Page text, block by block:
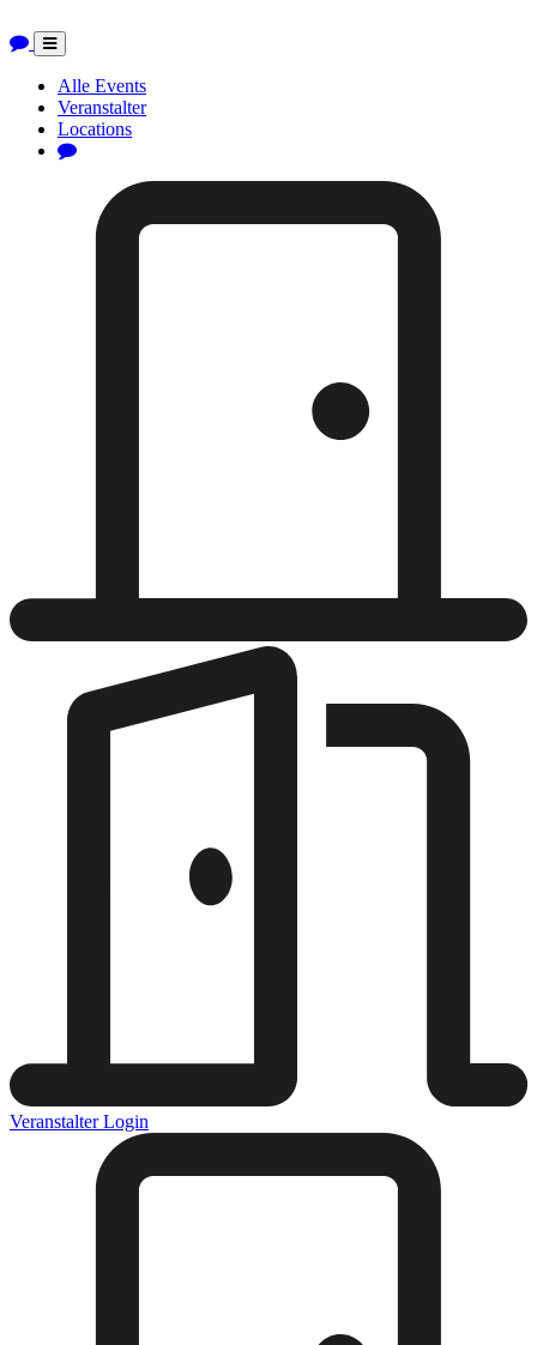
Toggle
navigation
Alle Events
Veranstalter
Locations
Veranstalter Login